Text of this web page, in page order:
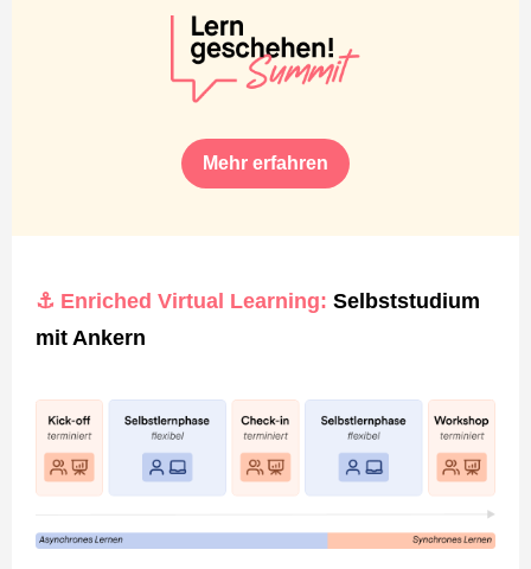
Mehr erfahren
⚓ Enriched Virtual Learning: Selbststudium
mit Ankern